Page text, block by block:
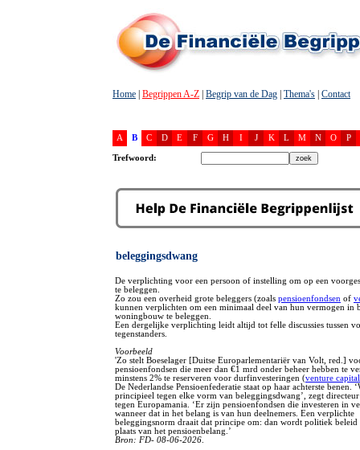
Home Begrippen A-Z Begrip van de Dag Thema's Contact
A B C D E F G H I J K L M N O P
Trefwoord:
beleggingsdwang
De verplichting voor een persoon of instelling om op een
te beleggen.
Zo zou een overheid grote beleggers (zoals pensioenfondsen of
kunnen verplichten om een minimaal deel van hun vermogen in
woningbouw te beleggen.
Een dergelijke verplichting leidt altijd tot felle discussies tussen
tegenstanders.
Voorbeeld
'Zo stelt Boeselager [Duitse Europarlementariër van Volt, red.]
pensioenfondsen die meer dan €1 mrd onder beheer hebben te
minstens 2% te reserveren voor durfinvesteringen (venture capital
De Nederlandse Pensioenfederatie staat op haar achterste benen.
principieel tegen elke vorm van beleggingsdwang’, zegt
tegen Europamania. ‘Er zijn pensioenfondsen die investeren in
wanneer dat in het belang is van hun deelnemers. Een verplichte
beleggingsnorm draait dat principe om: dan wordt politiek beleid
plaats van het pensioenbelang.’
Bron: FD- 08-06-2026